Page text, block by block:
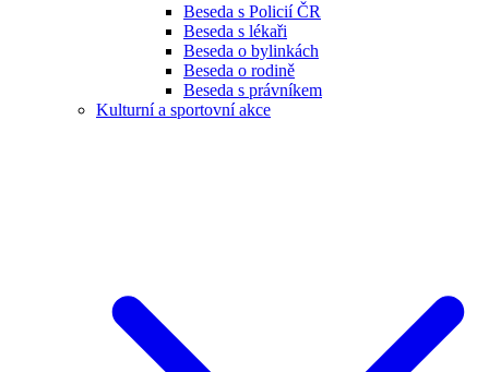
Beseda s Policií ČR
Beseda s lékaři
Beseda o bylinkách
Beseda o rodině
Beseda s právníkem
Kulturní a sportovní akce